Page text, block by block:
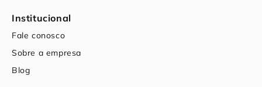
Institucional
Fale conosco
Sobre a empresa
Blog